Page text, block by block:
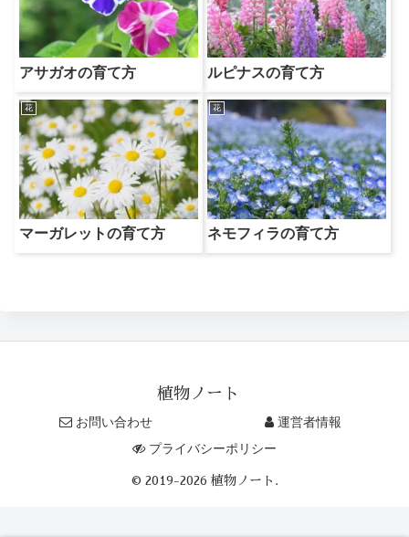
アサガオの育て方 ルピナスの育て方
花
マーガレットの育て方
花
ネモフィラの育て方
植物ノート
お問い合わせ
運営者情報
プライバシーポリシー
© 2019-2026 植物ノート.